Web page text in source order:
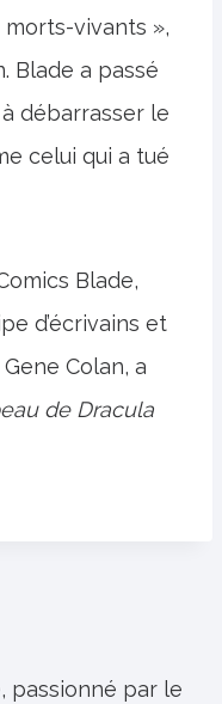
vivants »,
Blade a passé
débarrasser le
celui qui a tué
Blade,
d’écrivains et
Colan, a
de Dracula
passionné par le